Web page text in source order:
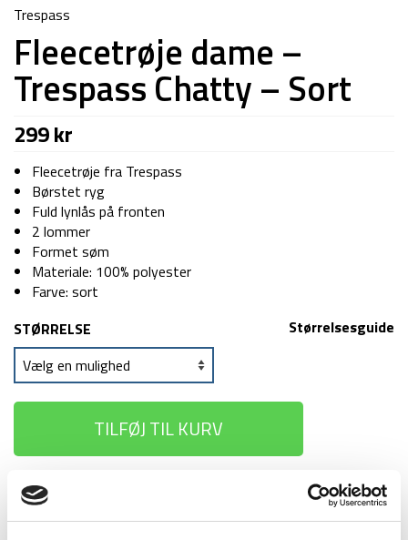
Trespass
Fleecetrøje dame –
Trespass Chatty – Sort
299kr
Fleecetrøje fra Trespass
Børstet ryg
Fuld lynlås på fronten
2 lommer
Formet søm
Materiale: 100% polyester
Farve: sort
Størrelsesguide
STØRRELSE
TILFØJ TIL KURV
levering
499 kr
100 dages
returret